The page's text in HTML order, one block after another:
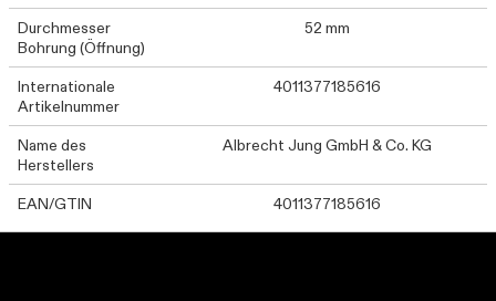
Durchmesser
Bohrung (Öffnung)
52 mm
Internationale
Artikelnummer
4011377185616
Name des
Herstellers
Albrecht Jung GmbH & Co. KG
EAN/GTIN 4011377185616